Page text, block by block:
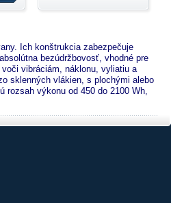
Ich konštrukcia zabezpečuje
bezúdržbovosť, vhodné pre
vibráciám, náklonu, vyliatiu a
sklenných vlákien, s plochými alebo
výkonu od 450 do 2100 Wh,